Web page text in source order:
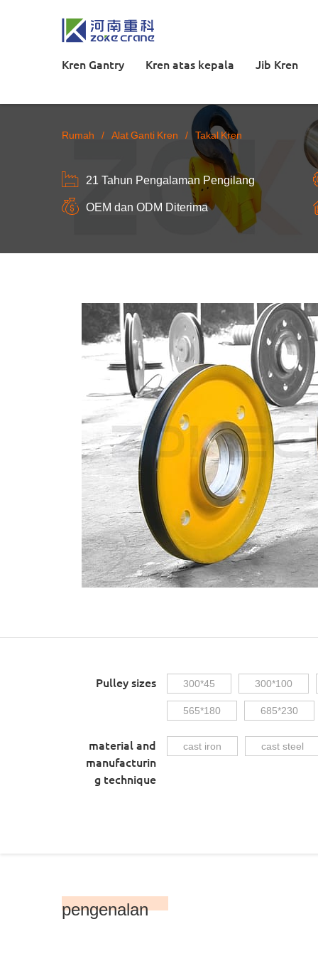
Kren Gantry Kren atas kepala Jib Kren
Rumah / Alat Ganti Kren / Takal Kren
21 Tahun Pengalaman Pengilang
OEM dan ODM Diterima
Pulley sizes 300*45 300*100
565*180 685*230
material and
manufacturin
g technique
cast iron cast steel
pengenalan